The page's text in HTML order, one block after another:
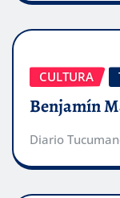
CULTURA
Benjamín
Diario